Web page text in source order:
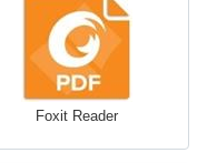
Foxit Reader